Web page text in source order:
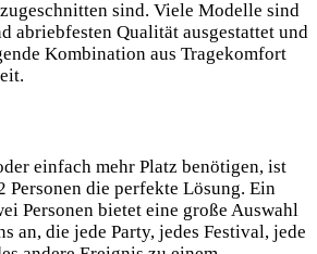
sind. Viele Modelle sind
abriebfesten Qualität ausgestattet und
Kombination aus Tragekomfort
einfach mehr Platz benötigen, ist
Personen die perfekte Lösung. Ein
Personen bietet eine große Auswahl
an, die jede Party, jedes Festival, jede